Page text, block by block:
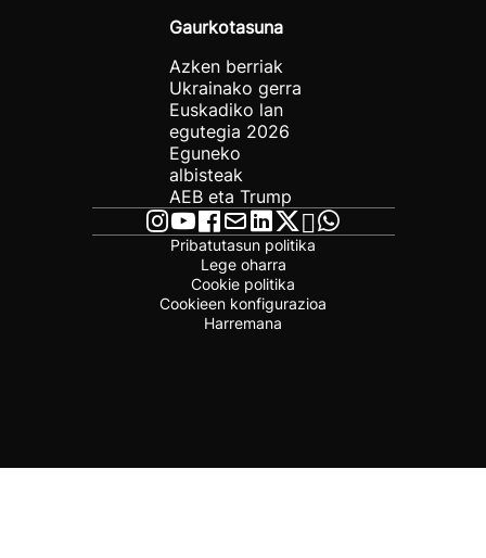
Gaurkotasuna
Azken berriak
Ukrainako gerra
Euskadiko lan
egutegia 2026
Eguneko
albisteak
AEB eta Trump
Pribatutasun politika
Lege oharra
Cookie politika
Cookieen konfigurazioa
Harremana